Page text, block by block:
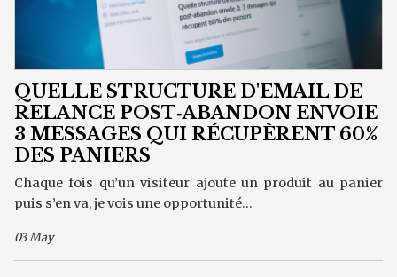
QUELLE STRUCTURE D'EMAIL DE
RELANCE POST‑ABANDON ENVOIE
3 MESSAGES QUI RÉCUPÈRENT 60%
DES PANIERS
Chaque fois qu’un visiteur ajoute un produit au panier
puis s’en va, je vois une opportunité...
03 May